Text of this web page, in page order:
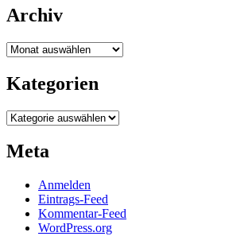
Archiv
Archiv
Kategorien
Kategorien
Meta
Anmelden
Eintrags-Feed
Kommentar-Feed
WordPress.org